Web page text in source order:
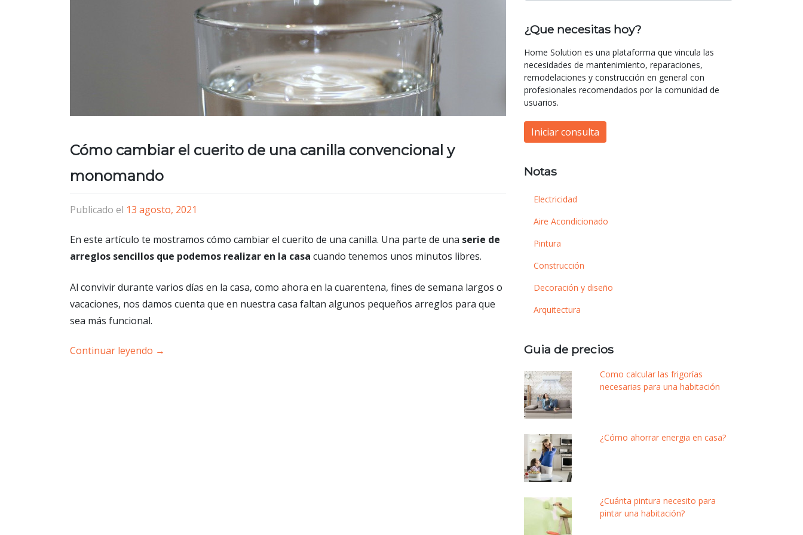
Cómo cambiar el cuerito de una canilla convencional y
monomando
Publicado el 13 agosto, 2021
En este artículo te mostramos cómo cambiar el cuerito de una canilla. Una parte de una serie de
arreglos sencillos que podemos realizar en la casa cuando tenemos unos minutos libres.
Al convivir durante varios días en la casa, como ahora en la cuarentena, fines de semana largos o
vacaciones, nos damos cuenta que en nuestra casa faltan algunos pequeños arreglos para que
sea más funcional.
Continuar leyendo →
¿Que necesitas hoy?
Home Solution es una plataforma que vincula las
necesidades de mantenimiento, reparaciones,
remodelaciones y construcción en general con
profesionales recomendados por la comunidad de
usuarios.
Iniciar consulta
Notas
Electricidad
Aire Acondicionado
Pintura
Construcción
Decoración y diseño
Arquitectura
Guia de precios
Como calcular las frigorías
necesarias para una habitación
¿Cómo ahorrar energia en casa?
¿Cuánta pintura necesito para
pintar una habitación?